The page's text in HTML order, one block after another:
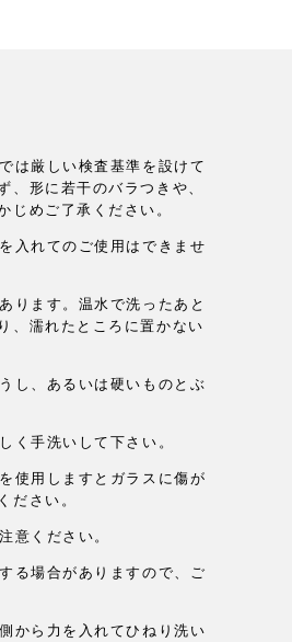
は厳しい検査基準を設けて
、形に若干のバラつきや、
じめご了承ください。
入れてのご使用はできませ
ります。温水で洗ったあと
、濡れたところに置かない
し、あるいは硬いものとぶ
く手洗いして下さい。
使用しますとガラスに傷が
ださい。
意ください。
る場合がありますので、ご
から力を入れてひねり洗い